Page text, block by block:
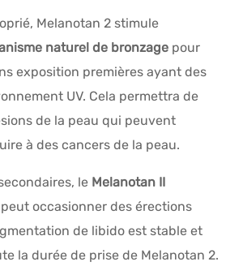
Melanotan 2 stimule
naturel de bronzage pour
exposition premières ayant des
UV. Cela permettra de
de la peau qui peuvent
à des cancers de la peau.
le Melanotan II
occasionner des érections
de libido est stable et
la durée de prise de Melanotan 2.